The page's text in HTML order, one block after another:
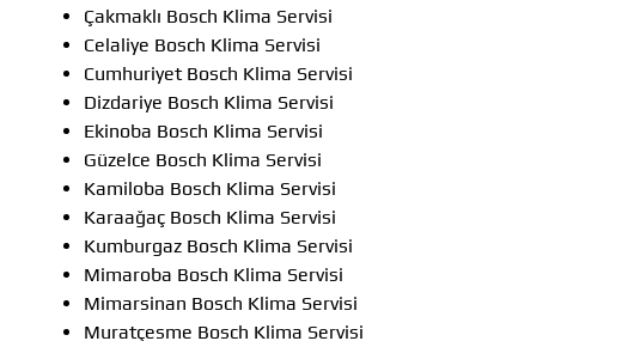
Çakmaklı Bosch Klima Servisi
Celaliye Bosch Klima Servisi
Cumhuriyet Bosch Klima Servisi
Dizdariye Bosch Klima Servisi
Ekinoba Bosch Klima Servisi
Güzelce Bosch Klima Servisi
Kamiloba Bosch Klima Servisi
Karaağaç Bosch Klima Servisi
Kumburgaz Bosch Klima Servisi
Mimaroba Bosch Klima Servisi
Mimarsinan Bosch Klima Servisi
Muratçesme Bosch Klima Servisi